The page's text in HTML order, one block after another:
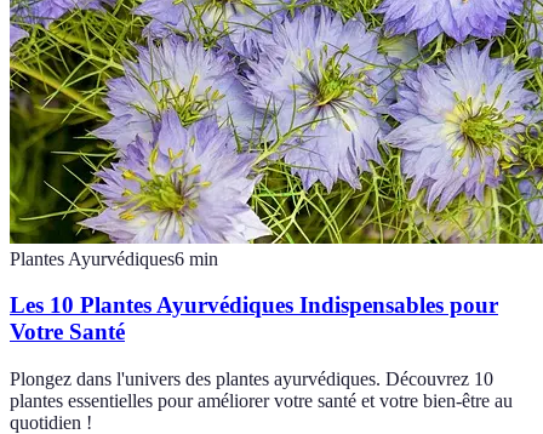
Plantes Ayurvédiques6 min
Les 10 Plantes Ayurvédiques Indispensables pour
Votre Santé
Plongez dans l'univers des plantes ayurvédiques. Découvrez 10
plantes essentielles pour améliorer votre santé et votre bien-être au
quotidien !